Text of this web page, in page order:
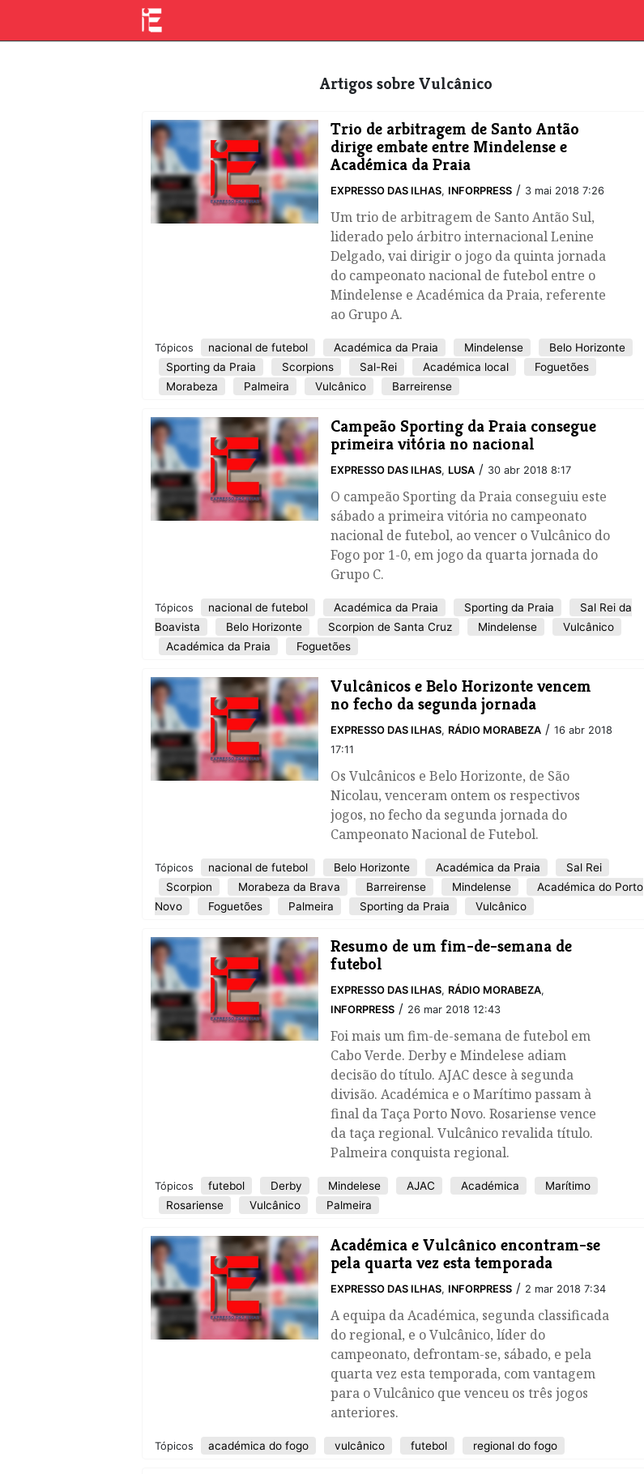
Artigos sobre Vulcânico
​Trio de arbitragem de Santo Antão
dirige embate entre Mindelense e
Académica da Praia
EXPRESSO DAS ILHAS, INFORPRESS / 3 mai 2018 7:26
Um trio de arbitragem de Santo Antão Sul,
liderado pelo árbitro internacional Lenine
Delgado, vai dirigir o jogo da quinta jornada
do campeonato nacional de futebol entre o
Mindelense e Académica da Praia, referente
ao Grupo A.
Tópicos nacional de futebol Académica da Praia Mindelense
Belo Horizonte
Sporting da Praia
Scorpions Sal-Rei Académica local
Foguetões
Morabeza
Palmeira Vulcânico Barreirense
​Campeão Sporting da Praia consegue
primeira vitória no nacional
EXPRESSO DAS ILHAS, LUSA / 30 abr 2018 8:17
O campeão Sporting da Praia conseguiu este
sábado a primeira vitória no campeonato
nacional de futebol, ao vencer o Vulcânico do
Fogo por 1-0, em jogo da quarta jornada do
Grupo C.
Tópicos nacional de futebol Académica da Praia Sporting da Praia
Sal Rei da
Boavista
Belo Horizonte Scorpion de Santa Cruz Mindelense
Vulcânico
Académica da Praia
Foguetões
Vulcânicos e Belo Horizonte vencem
no fecho da segunda jornada
EXPRESSO DAS ILHAS, RÁDIO MORABEZA / 16 abr 2018
17:11
Os Vulcânicos e Belo Horizonte, de São
Nicolau, venceram ontem os respectivos
jogos, no fecho da segunda jornada do
Campeonato Nacional de Futebol.
Tópicos nacional de futebol Belo Horizonte Académica da Praia
Sal Rei
Scorpion
Morabeza da Brava Barreirense Mindelense
Académica do Porto
Novo
Foguetões Palmeira Sporting da Praia Vulcânico
​Resumo de um fim-de-semana de
futebol
EXPRESSO DAS ILHAS, RÁDIO MORABEZA,
INFORPRESS / 26 mar 2018 12:43
Foi mais um fim-de-semana de futebol em
Cabo Verde. Derby e Mindelese adiam
decisão do título. AJAC desce à segunda
divisão. Académica e o Marítimo passam à
final da Taça Porto Novo. Rosariense vence
da taça regional. Vulcânico revalida título.
Palmeira conquista regional.
Tópicos futebol Derby Mindelese AJAC Académica
Marítimo
Rosariense
Vulcânico Palmeira
Académica e Vulcânico encontram-se
pela quarta vez esta temporada
EXPRESSO DAS ILHAS, INFORPRESS / 2 mar 2018 7:34
A equipa da Académica, segunda classificada
do regional, e o Vulcânico, líder do
campeonato, defrontam-se, sábado, e pela
quarta vez esta temporada, com vantagem
para o Vulcânico que venceu os três jogos
anteriores.
Tópicos académica do fogo vulcânico futebol regional do fogo